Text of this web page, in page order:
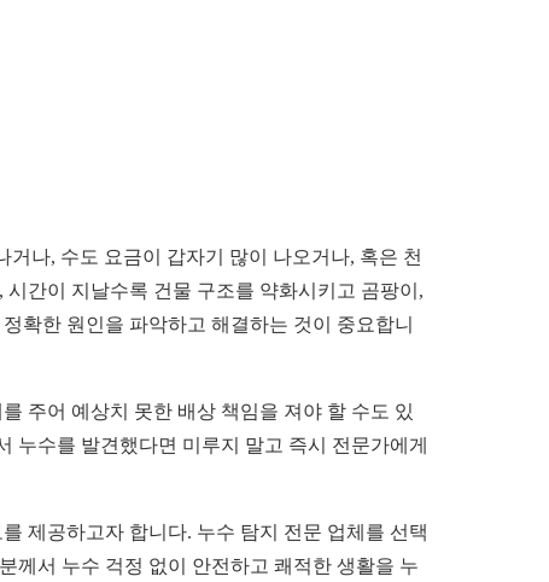
나, 수도 요금이 갑자기 많이 나오거나, 혹은 천
간이 지날수록 건물 구조를 약화시키고 곰팡이,
확한 원인을 파악하고 해결하는 것이 중요합니
주어 예상치 못한 배상 책임을 져야 할 수도 있
누수를 발견했다면 미루지 말고 즉시 전문가에게
제공하고자 합니다. 누수 탐지 전문 업체를 선택
께서 누수 걱정 없이 안전하고 쾌적한 생활을 누